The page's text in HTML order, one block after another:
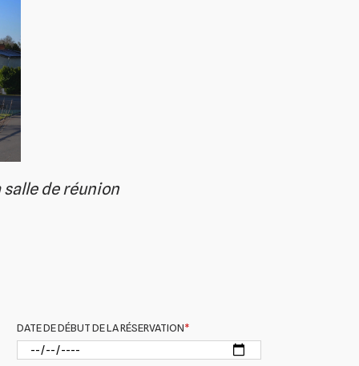
de réunion
DATE DE DÉBUT DE LA RÉSERVATION*